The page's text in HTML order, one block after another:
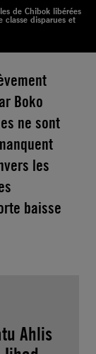
de Chibok libérées
classe disparues et
Boko
ne sont
les
baisse
Ahlis